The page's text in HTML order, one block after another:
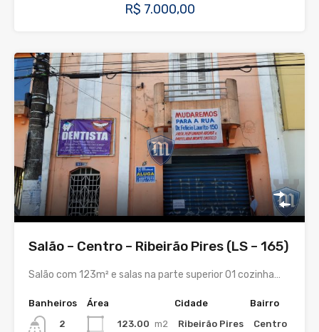
R$ 7.000,00
Salão – Centro – Ribeirão Pires (LS – 165)
Salão com 123m² e salas na parte superior 01 cozinha…
Banheiros
2
Área
123.00 m2
Cidade
Ribeirão Pires
Bairro
Centro